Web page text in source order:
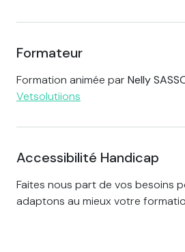
Formateur
Formation animée parNelly
Vetsolutiions
Accessibilité Handicap
Faites nous part de vos besoins
adaptons au mieux votre